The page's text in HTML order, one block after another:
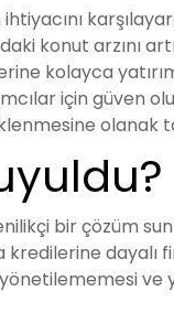
konut arzını
kolayca
için güven
olanak
bir çözüm
dayalı